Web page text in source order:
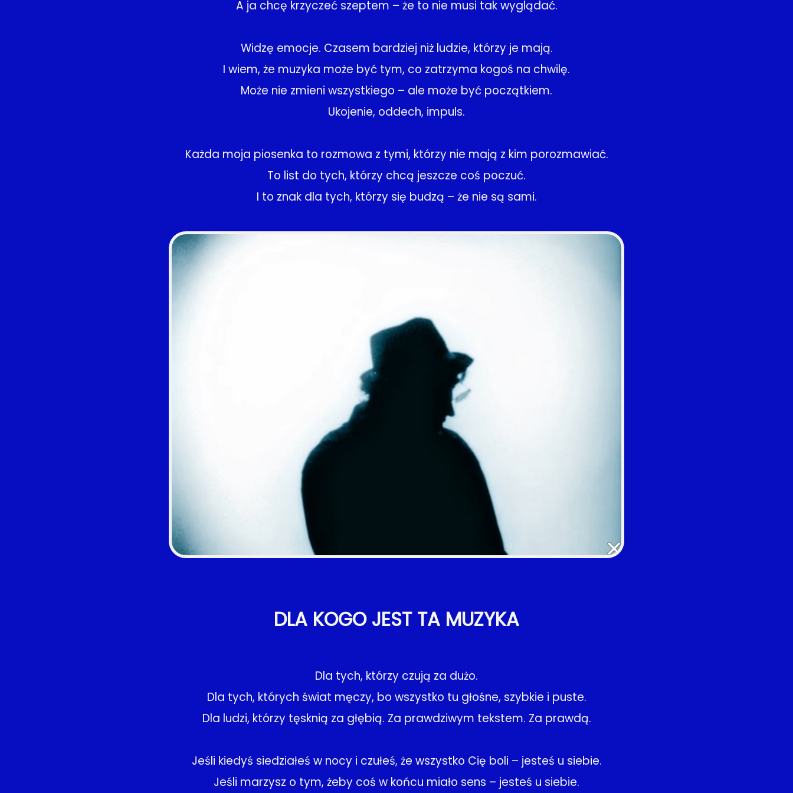
A ja chcę krzyczeć szeptem – że to nie musi tak wyglądać.
Widzę emocje. Czasem bardziej niż ludzie, którzy je mają.
I wiem, że muzyka może być tym, co zatrzyma kogoś na chwilę.
Może nie zmieni wszystkiego – ale może być początkiem.
Ukojenie, oddech, impuls.
Każda moja piosenka to rozmowa z tymi, którzy nie mają z kim porozmawiać.
To list do tych, którzy chcą jeszcze coś poczuć.
I to znak dla tych, którzy się budzą – że nie są sami.
DLA KOGO JEST TA MUZYKA
Dla tych, którzy czują za dużo.
Dla tych, których świat męczy, bo wszystko tu głośne, szybkie i puste.
Dla ludzi, którzy tęsknią za głębią. Za prawdziwym tekstem. Za prawdą.
Jeśli kiedyś siedziałeś w nocy i czułeś, że wszystko Cię boli – jesteś u siebie.
Jeśli marzysz o tym, żeby coś w końcu miało sens – jesteś u siebie.